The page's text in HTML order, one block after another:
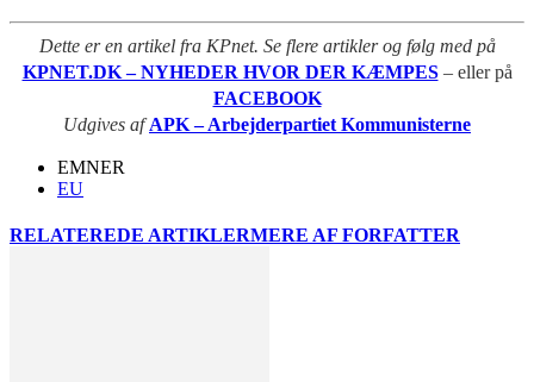
Dette er en artikel fra KPnet. Se flere artikler og følg med på
KPNET.DK – NYHEDER HVOR DER KÆMPES – eller på
FACEBOOK
Udgives afAPK – Arbejderpartiet Kommunisterne
EMNER
EU
RELATEREDE ARTIKLERMERE AF FORFATTER